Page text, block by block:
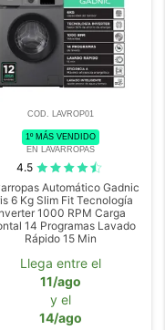
COD. LAVROP01
1º MÁS VENDIDO
EN LAVARROPAS
4.5
Automático Gadnic
6 Kg Slim Fit Tecnología
1000 RPM Carga
14 Programas Lavado
Rápido 15 Min
Llega entre el
11/ago
y el
14/ago